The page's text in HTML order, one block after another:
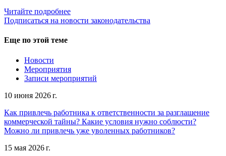
Читайте подробнее
Подписаться на новости законодательства
Еще по этой теме
Новости
Мероприятия
Записи мероприятий
10 июня 2026 г.
Как привлечь работника к ответственности за разглашение
коммерческой тайны? Какие условия нужно соблюсти?
Можно ли привлечь уже уволенных работников?
15 мая 2026 г.